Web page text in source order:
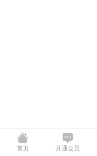
首页 开通会员